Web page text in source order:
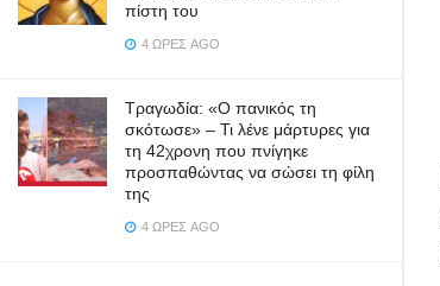
πίστη του
4 ΏΡΕΣ AGO
Τραγωδία: «Ο πανικός τη
σκότωσε» – Τι λένε μάρτυρες για
τη 42χρονη που πνίγηκε
προσπαθώντας να σώσει τη φίλη
της
4 ΏΡΕΣ AGO